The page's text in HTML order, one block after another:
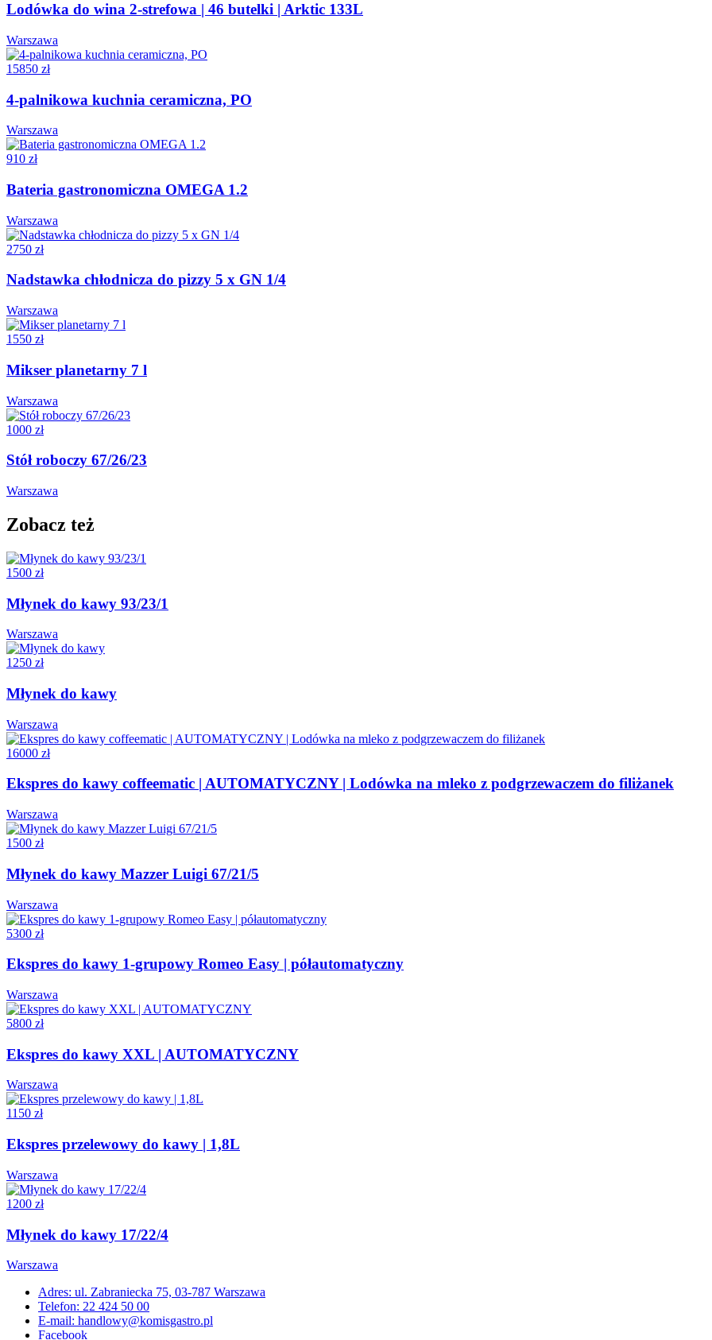
Lodówka do wina 2-strefowa | 46 butelki | Arktic 133L
Warszawa
15850 zł
4-palnikowa kuchnia ceramiczna, PO
Warszawa
910 zł
Bateria gastronomiczna OMEGA 1.2
Warszawa
2750 zł
Nadstawka chłodnicza do pizzy 5 x GN 1/4
Warszawa
1550 zł
Mikser planetarny 7 l
Warszawa
1000 zł
Stół roboczy 67/26/23
Warszawa
Zobacz też
1500 zł
Młynek do kawy 93/23/1
Warszawa
1250 zł
Młynek do kawy
Warszawa
16000 zł
Ekspres do kawy coffeematic | AUTOMATYCZNY | Lodówka na mleko z podgrzewaczem do filiżanek
Warszawa
1500 zł
Młynek do kawy Mazzer Luigi 67/21/5
Warszawa
5300 zł
Ekspres do kawy 1-grupowy Romeo Easy | półautomatyczny
Warszawa
5800 zł
Ekspres do kawy XXL | AUTOMATYCZNY
Warszawa
1150 zł
Ekspres przelewowy do kawy | 1,8L
Warszawa
1200 zł
Młynek do kawy 17/22/4
Warszawa
Adres: ul. Zabraniecka 75, 03-787 Warszawa
Telefon: 22 424 50 00
E-mail: handlowy@komisgastro.pl
Facebook